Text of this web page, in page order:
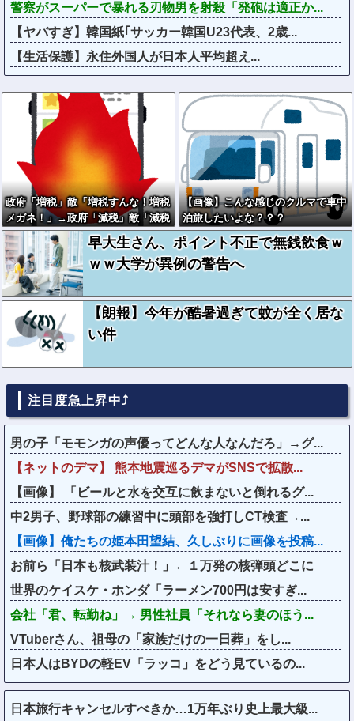
警察がスーパーで暴れる刃物男を射殺「発砲は適正か...
【ヤバすぎ】韓国紙｢サッカー韓国U23代表、2歳...
【生活保護】永住外国人が日本人平均超え...
政府「増税」敵「増税すんな！増税
メガネ！」→政府「減税」敵「減税
すんな！社会保障どうなる！」
【画像】こんな感じのクルマで車中
泊旅したいよな？？？
早大生さん、ポイント不正で無銭飲食ｗ
ｗｗ大学が異例の警告へ
【朗報】今年が酷暑過ぎて蚊が全く居な
い件
注目度急上昇中⤴
男の子「モモンガの声優ってどんな人なんだろ」→グ...
【ネットのデマ】 熊本地震巡るデマがSNSで拡散...
【画像】 「ビールと水を交互に飲まないと倒れるグ...
中2男子、野球部の練習中に頭部を強打しCT検査→...
【画像】俺たちの姫本田望結、久しぶりに画像を投稿...
お前ら「日本も核武装汁！」←１万発の核弾頭どこに
世界のケイスケ・ホンダ「ラーメン700円は安すぎ...
会社「君、転勤ね」→ 男性社員「それなら妻のほう...
VTuberさん、祖母の「家族だけの一日葬」をし...
日本人はBYDの軽EV「ラッコ」をどう見ているの...
日本旅行キャンセルすべきか…1万年ぶり史上最大級...